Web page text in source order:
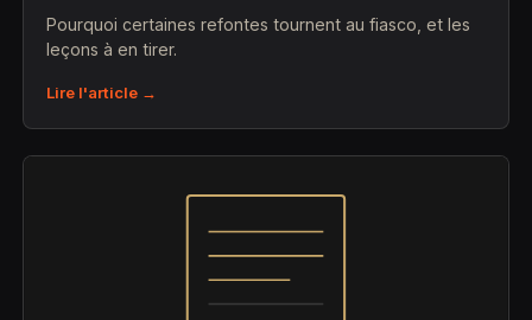
Pourquoi certaines refontes tournent au fiasco, et les
leçons à en tirer.
Lire l'article →